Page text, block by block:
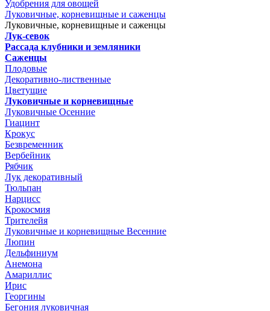
Удобрения для овощей
Луковичные, корневищные и саженцы
Луковичные, корневищные и саженцы
Лук-севок
Рассада клубники и земляники
Саженцы
Плодовые
Декоративно-лиственные
Цветущие
Луковичные и корневищные
Луковичные Осенние
Гиацинт
Крокус
Безвременник
Вербейник
Рябчик
Лук декоративный
Тюльпан
Нарцисс
Крокосмия
Трителейя
Луковичные и корневищные Весенние
Люпин
Дельфиниум
Анемона
Амариллис
Ирис
Георгины
Бегония луковичная